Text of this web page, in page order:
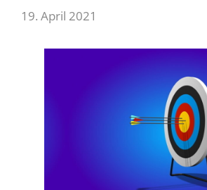
19. April 2021